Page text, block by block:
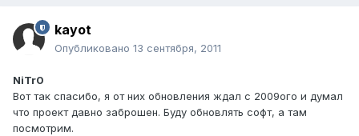
kayot
Опубликовано 13 сентября, 2011
NiTr0
Вот так спасибо, я от них обновления ждал с 2009ого и думал
что проект давно заброшен. Буду обновлять софт, а там
посмотрим.